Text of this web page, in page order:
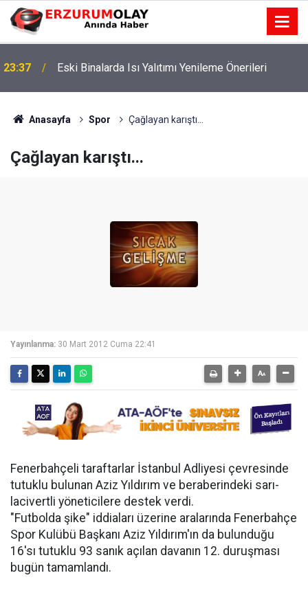
23:37 Eski Binalarda Isı Yalıtımı Yenileme Önerileri
Anasayfa Spor Çağlayan karıştı...
Çağlayan karıştı...
Yayınlanma: 30 Mart 2012 Cuma 22:41
Fenerbahçeli taraftarlar İstanbul Adliyesi çevresinde
tutuklu bulunan Aziz Yıldırım ve beraberindeki sarı-
lacivertli yöneticilere destek verdi.
"Futbolda şike" iddiaları üzerine aralarında Fenerbahçe
Spor Kulübü Başkanı Aziz Yıldırım'ın da bulunduğu
16'sı tutuklu 93 sanık açılan davanın 12. duruşması
bugün tamamlandı.